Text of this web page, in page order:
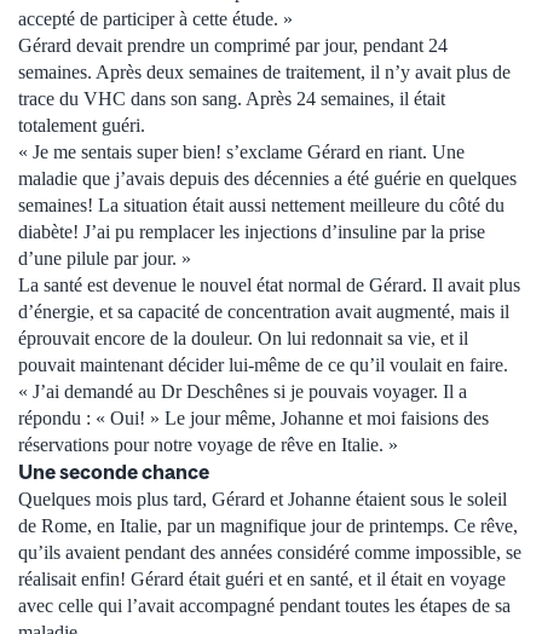
accepté de participer à cette étude. »
Gérard devait prendre un comprimé par jour, pendant 24
semaines. Après deux semaines de traitement, il n’y avait plus de
trace du VHC dans son sang. Après 24 semaines, il était
totalement guéri.
« Je me sentais super bien! s’exclame Gérard en riant. Une
maladie que j’avais depuis des décennies a été guérie en quelques
semaines! La situation était aussi nettement meilleure du côté du
diabète! J’ai pu remplacer les injections d’insuline par la prise
d’une pilule par jour. »
La santé est devenue le nouvel état normal de Gérard. Il avait plus
d’énergie, et sa capacité de concentration avait augmenté, mais il
éprouvait encore de la douleur. On lui redonnait sa vie, et il
pouvait maintenant décider lui-même de ce qu’il voulait en faire.
« J’ai demandé au Dr Deschênes si je pouvais voyager. Il a
répondu : « Oui! » Le jour même, Johanne et moi faisions des
réservations pour notre voyage de rêve en Italie. »
Une seconde chance
Quelques mois plus tard, Gérard et Johanne étaient sous le soleil
de Rome, en Italie, par un magnifique jour de printemps. Ce rêve,
qu’ils avaient pendant des années considéré comme impossible, se
réalisait enfin! Gérard était guéri et en santé, et il était en voyage
avec celle qui l’avait accompagné pendant toutes les étapes de sa